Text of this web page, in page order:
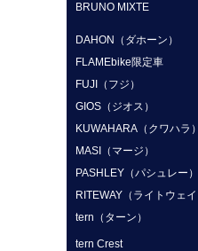
BRUNO MIXTE
DAHON（ダホーン）
FLAMEbike限定車
FUJI（フジ）
GIOS（ジオス）
KUWAHARA（クワハラ）
MASI（マージ）
PASHLEY（パシュレー）
RITEWAY（ライトウェイ
tern（ターン）
tern Crest